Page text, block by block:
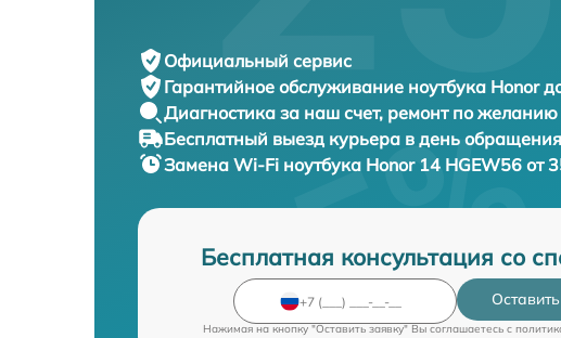
Официальный сервис
Гарантийное обслуживание ноутбука Honor
Диагностика за наш счет, ремонт по желанию
Бесплатный выезд курьера в день обращения
Замена Wi-Fi ноутбука Honor 14 HGEW56 от
Бесплатная консультация со
Нажимая на кнопку "Оставить заявку" Вы соглашаетесь c